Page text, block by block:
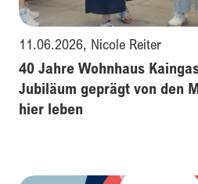
11.06.2026, Nicole Reiter
40 Jahre Wohnhaus
Jubiläum geprägt von den
hier leben